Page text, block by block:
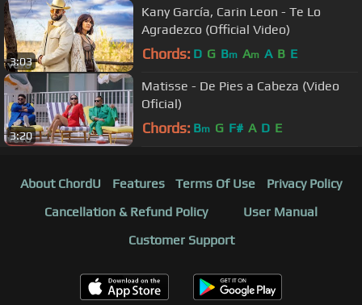
3:03
Kany García, Carin Leon - Te Lo
Agradezco (Official Video)
Chords: D G Bm Am A B E
3:20
Matisse - De Pies a Cabeza (Video
Oficial)
Chords: Bm G F# A D E
About ChordU Features Terms Of Use
Privacy Policy
Cancellation & Refund Policy
User Manual
Customer Support